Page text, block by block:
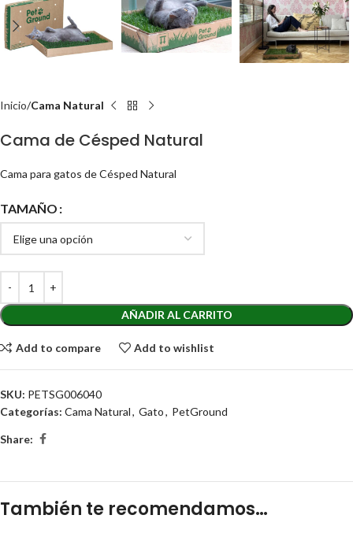
Inicio Cama Natural
Cama de Césped Natural
Cama para gatos de Césped Natural
TAMAÑO
AÑADIR AL CARRITO
Add to compare Add to wishlist
SKU: PETSG006040
Categorías: Cama Natural, Gato, PetGround
Share:
También te recomendamos…